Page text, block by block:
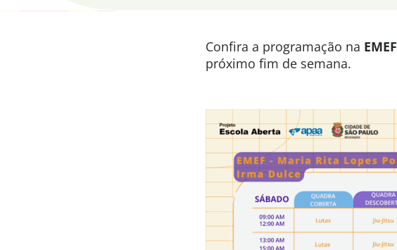
Confira a programação na
próximo fim de semana.